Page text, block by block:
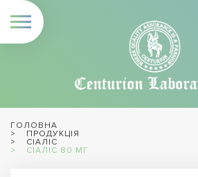
ГОЛОВНА
ПРОДУКЦІЯ
СІАЛІС
СІАЛІС 80 МГ